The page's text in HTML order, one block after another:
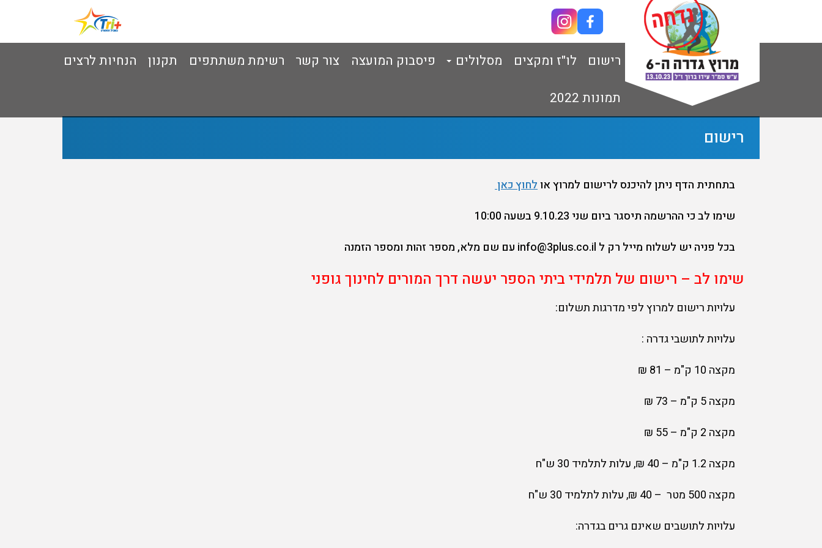
רישום לו"ז ומקצים מסלולים פיסבוק המועצה צור קשר רשימת משתתפים תקנון
הנחיות לרצים
תמונות 2022
רישום
בתחתית הדף ניתן להיכנס לרישום למרוץ אולחוץ כאן
שימו לב כי ההרשמה תיסגר ביום שני 9.10.23 בשעה 10:00
בכל פניה יש לשלוח מייל רק ל info@3plus.co.il עם שם מלא, מספר זהות ומספר הזמנה
שימו לב – רישום של תלמידי ביתי הספר יעשה דרך המורים לחינוך גופני
עלויות רישום למרוץ לפי מדרגות תשלום:
עלויות לתושבי גדרה :
מקצה 10 ק"מ – 81 ₪
מקצה 5 ק"מ – 73 ₪
מקצה 2 ק"מ – 55 ₪
מקצה 1.2 ק"מ – 40 ₪, עלות לתלמיד 30 ש"ח
מקצה 500 מטר – 40 ₪, עלות לתלמיד 30 ש"ח
עלויות לתושבים שאינם גרים בגדרה: